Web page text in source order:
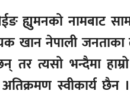
ह्युमनको नामबाट
खान नेपाली जनताका
तर त्यसो भन्दैमा
स्वीकार्य